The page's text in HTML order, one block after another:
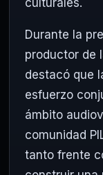
Durante la
productor de
destacó que
esfuerzo
ámbito
comunidad
tanto frente